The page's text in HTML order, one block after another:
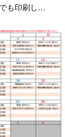
も印刷し…